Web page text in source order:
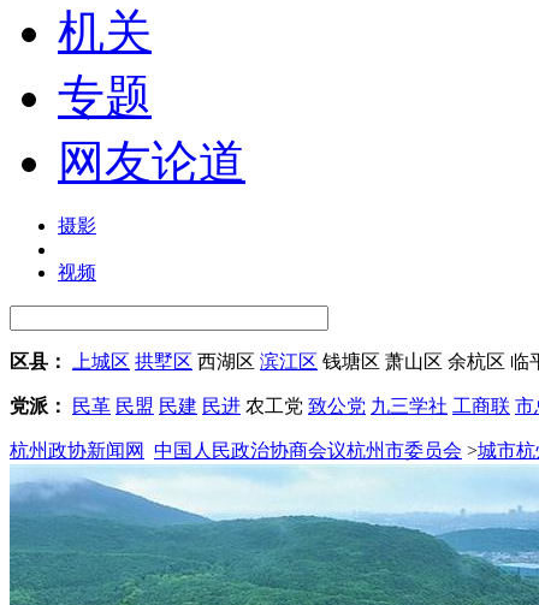
机关
专题
网友论道
摄影
视频
区县： 上城区 拱墅区 西湖区 滨江区 钱塘区 萧山区 余杭区 临
党派： 民革 民盟 民建 民进 农工党 致公党 九三学社 工商联 市
杭州政协新闻网 中国人民政治协商会议杭州市委员会 >城市杭